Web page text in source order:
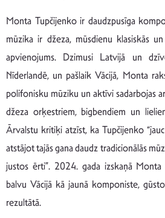
Monta Tupčijenko ir daudzpusīga
mūzika ir džeza, mūsdienu klasiskās
apvienojums. Dzimusi Latvijā un
Nīderlandē, un pašlaik Vācijā, Monta
polifonisku mūziku un aktīvi sadarbojas
džeza orķestriem, bigbendiem un
Ārvalstu kritiķi atzīst, ka Tupčijenko
atstājot tajās gana daudz tradicionālās
justos ērti”. 2024. gada izskaņā Monta
balvu Vācijā kā jaunā komponiste,
rezultātā.